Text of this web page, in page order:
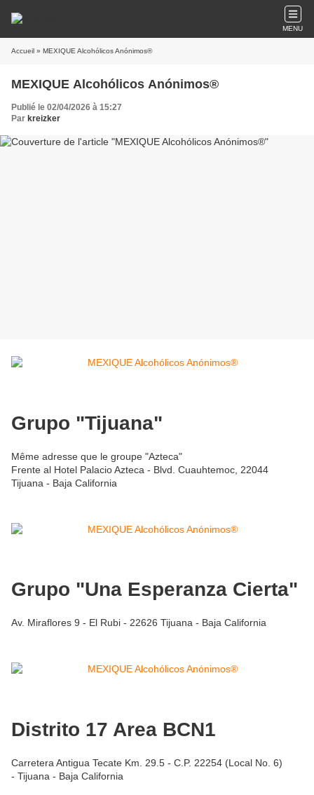
MENU
Accueil » MEXIQUE Alcohólicos Anónimos®
MEXIQUE Alcohólicos Anónimos®
Publié le 02/04/2026 à 15:27
Par kreizker
Grupo "Tijuana"
Même adresse que le groupe "Azteca"
Frente al Hotel Palacio Azteca - Blvd. Cuauhtemoc, 22044
Tijuana - Baja California
Grupo "Una Esperanza Cierta"
Av. Miraflores 9 - El Rubi - 22626 Tijuana - Baja California
Distrito 17 Area BCN1
Carretera Antigua Tecate Km. 29.5 - C.P. 22254 (Local No. 6)
- Tijuana - Baja California